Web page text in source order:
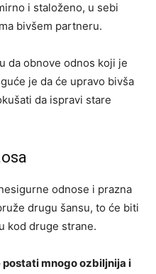
i staloženo, u sebi
bivšem partneru.
da obnove odnos koji je
je da će upravo bivša
da ispravi stare
odnose i prazna
drugu šansu, to će biti
kod druge strane.
mnogo ozbiljnija i